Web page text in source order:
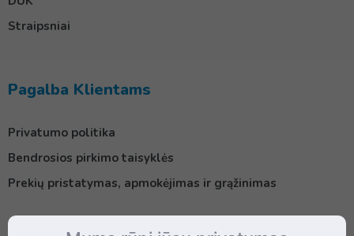
Straipsniai
Pagalba Klientams
Privatumo politika
Bendrosios pirkimo taisyklės
Prekių pristatymas, apmokėjimas ir grąžinimas